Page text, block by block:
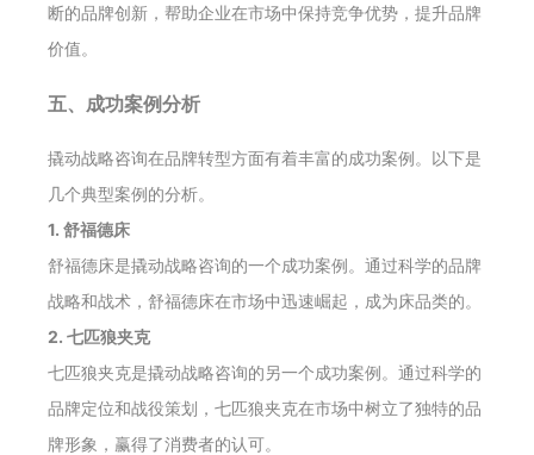
断的品牌创新，帮助企业在市场中保持竞争优势，提升品牌
价值。
五、成功案例分析
撬动战略咨询在品牌转型方面有着丰富的成功案例。以下是
几个典型案例的分析。
1. 舒福德床
舒福德床是撬动战略咨询的一个成功案例。通过科学的品牌
战略和战术，舒福德床在市场中迅速崛起，成为床品类的。
2. 七匹狼夹克
七匹狼夹克是撬动战略咨询的另一个成功案例。通过科学的
品牌定位和战役策划，七匹狼夹克在市场中树立了独特的品
牌形象，赢得了消费者的认可。